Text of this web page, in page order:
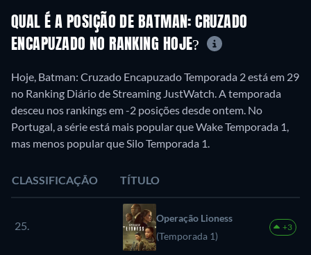
QUAL É A POSIÇÃO DE BATMAN: CRUZADO
ENCAPUZADO NO RANKING HOJE?
Hoje, Batman: Cruzado Encapuzado Temporada 2 está em 29
no Ranking Diário de Streaming JustWatch. A temporada
desceu nos rankings em -2 posições desde ontem. No
Portugal, a série está mais popular que Wake Temporada 1,
mas menos popular que Silo Temporada 1.
CLASSIFICAÇÃO TÍTULO
25.
Operação Lioness
(Temporada 1)
+3